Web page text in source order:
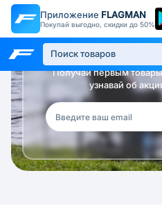
Приложение FLAGMAN
Покупай выгодно, скидки до 50%
Будь в
Получай первым
узнавай об